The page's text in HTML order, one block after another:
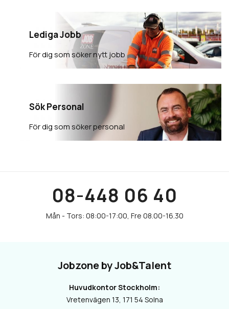
Lediga Jobb
För dig som söker nytt jobb
Sök Personal
För dig som söker personal
08-448 06 40
Jobzone by Job&Talent
Huvudkontor Stockholm:
Vretenvägen 13, 171 54 Solna